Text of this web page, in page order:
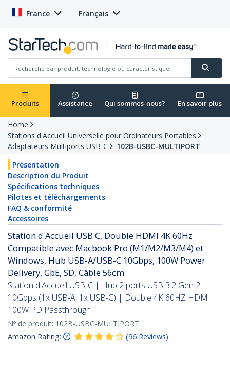
France Français
Produits Assistance Qui sommes-nous? En savoir plus
Home
Stations d'Accueil Universelle pour Ordinateurs Portables
Adaptateurs Multiports USB-C
102B-USBC-MULTIPORT
Présentation
Description du Produit
Spécifications techniques
Pilotes et téléchargements
FAQ & conformité
Accessoires
Station d'Accueil USB C, Double HDMI 4K 60Hz
Compatible avec Macbook Pro (M1/M2/M3/M4) et
Windows, Hub USB-A/USB-C 10Gbps, 100W Power
Delivery, GbE, SD, Câble 56cm
Station d'Accueil USB-C | Hub 2 ports USB 3.2 Gen 2
10Gbps (1x USB-A, 1x USB-C) | Double 4K 60HZ HDMI |
100W PD Passthrough
Nº de produit: 102B-USBC-MULTIPORT
Amazon Rating:
(96 Reviews)